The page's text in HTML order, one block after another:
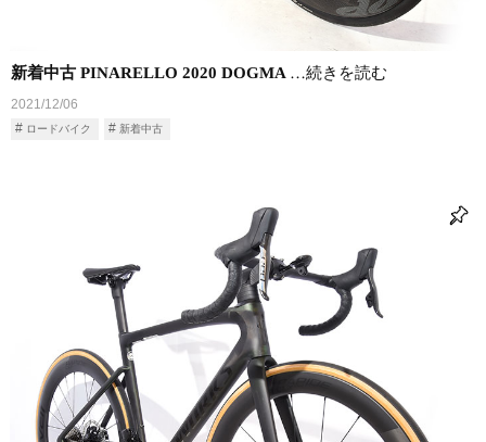
新着中古 PINARELLO 2020 DOGMA …続きを読む
2021/12/06
ロードバイク 新着中古